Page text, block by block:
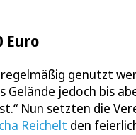
Euro
genutzt
jedoch bis
Nun setzten die
Reichelt den